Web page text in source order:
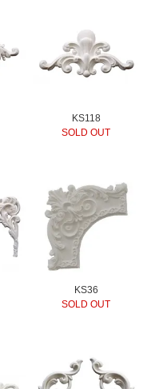
KS118
SOLD OUT
KS36
SOLD OUT